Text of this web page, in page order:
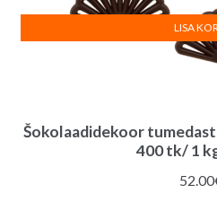
Šokolaadidekoor
400 tk/ 1
52.00
LISA